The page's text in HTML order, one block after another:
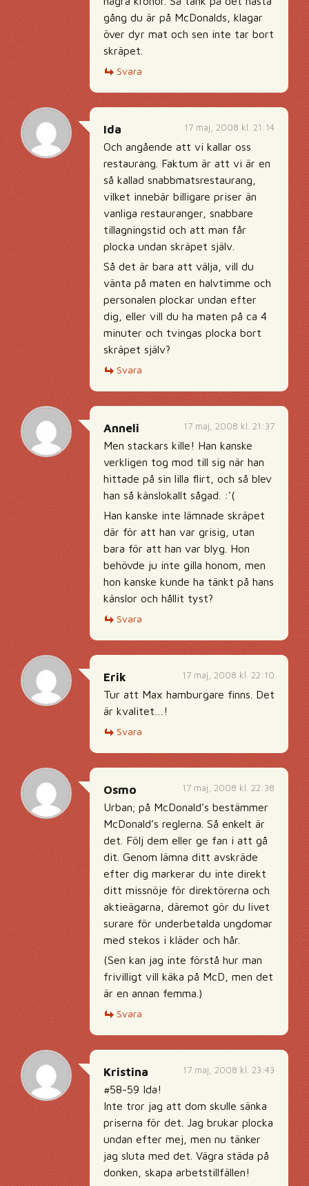
gång du är på McDonalds, klagar
över dyr mat och sen inte tar bort
skräpet.
Svara
17 maj, 2008 kl. 21:14
Ida
Och angående att vi kallar oss
restaurang. Faktum är att vi är en
så kallad snabbmatsrestaurang,
vilket innebär billigare priser än
vanliga restauranger, snabbare
tillagningstid och att man får
plocka undan skräpet själv.
Så det är bara att välja, vill du
vänta på maten en halvtimme och
personalen plockar undan efter
dig, eller vill du ha maten på ca 4
minuter och tvingas plocka bort
skräpet själv?
Svara
17 maj, 2008 kl. 21:37
Anneli
Men stackars kille! Han kanske
verkligen tog mod till sig när han
hittade på sin lilla flirt, och så blev
han så känslokallt sågad. :'(
Han kanske inte lämnade skräpet
där för att han var grisig, utan
bara för att han var blyg. Hon
behövde ju inte gilla honom, men
hon kanske kunde ha tänkt på hans
känslor och hållit tyst?
Svara
17 maj, 2008 kl. 22:10
Erik
Tur att Max hamburgare finns. Det
är kvalitet…!
Svara
17 maj, 2008 kl. 22:38
Osmo
Urban; på McDonald’s bestämmer
McDonald’s reglerna. Så enkelt är
det. Följ dem eller ge fan i att gå
dit. Genom lämna ditt avskräde
efter dig markerar du inte direkt
ditt missnöje för direktörerna och
aktieägarna, däremot gör du livet
surare för underbetalda ungdomar
med stekos i kläder och hår.
(Sen kan jag inte förstå hur man
frivilligt vill käka på McD, men det
är en annan femma.)
Svara
17 maj, 2008 kl. 23:43
Kristina
#58-59 Ida!
Inte tror jag att dom skulle sänka
priserna för det. Jag brukar plocka
undan efter mej, men nu tänker
jag sluta med det. Vägra städa på
donken, skapa arbetstillfällen!